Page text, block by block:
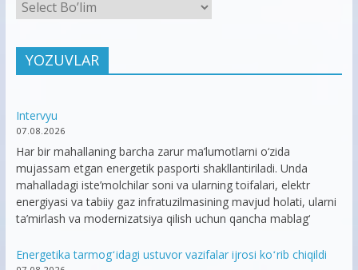
YOZUVLAR
Intervyu
07.08.2026
Har bir mahallaning barcha zarur ma’lumotlarni o‘zida
mujassam etgan energetik pasporti shakllantiriladi. Unda
mahalladagi iste’molchilar soni va ularning toifalari, elektr
energiyasi va tabiiy gaz infratuzilmasining mavjud holati, ularni
ta’mirlash va modernizatsiya qilish uchun qancha mablag‘
Energetika tarmogʻidagi ustuvor vazifalar ijrosi koʻrib chiqildi